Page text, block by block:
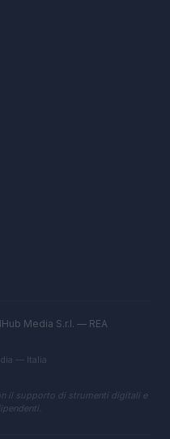
Media S.r.l. — REA
— Italia
il supporto di strumenti digitali e